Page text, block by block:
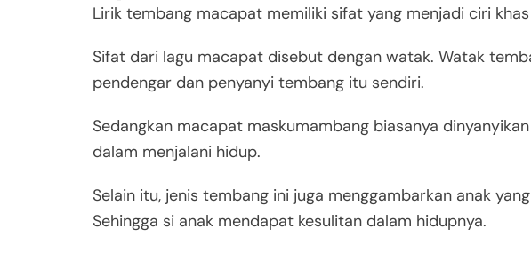
Lirik tembang macapat memiliki sifat yang menjadi ciri
Sifat dari lagu macapat disebut dengan watak. Watak
pendengar dan penyanyi tembang itu sendiri.
Sedangkan macapat maskumambang biasanya
dalam menjalani hidup.
Selain itu, jenis tembang ini juga menggambarkan anak
Sehingga si anak mendapat kesulitan dalam hidupnya.